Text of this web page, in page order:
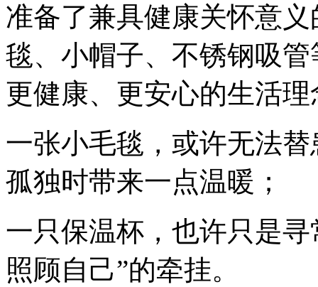
准备了兼具健康关怀意
毯、小帽子、不锈钢吸
更健康、更安心的生活
一张小毛毯，或许无法
孤独时带来一点温暖；
一只保温杯，也许只是
照顾自己”的牵挂。